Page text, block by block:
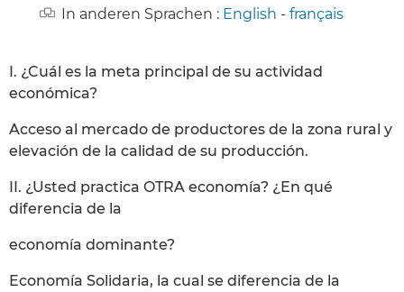
In anderen Sprachen : English - français
I. ¿Cuál es la meta principal de su actividad
económica?
Acceso al mercado de productores de la zona rural y
elevación de la calidad de su producción.
II. ¿Usted practica OTRA economía? ¿En qué
diferencia de la
economía dominante?
Economía Solidaria, la cual se diferencia de la